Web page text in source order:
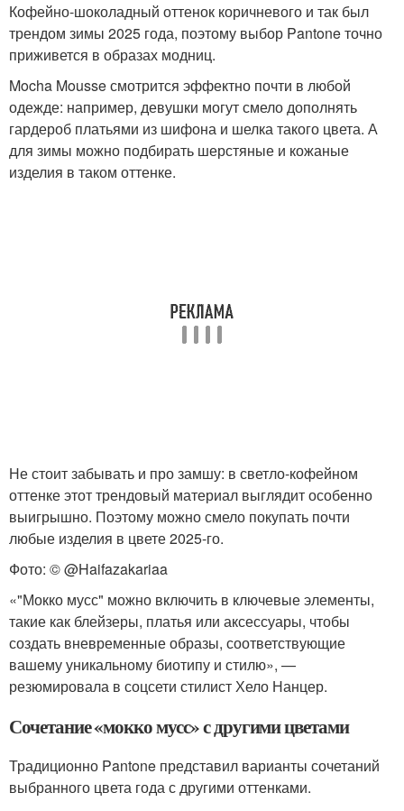
Кофейно-шоколадный оттенок коричневого и так был
трендом зимы 2025 года, поэтому выбор Pantone точно
приживется в образах модниц.
Mocha Mousse смотрится эффектно почти в любой
одежде: например, девушки могут смело дополнять
гардероб платьями из шифона и шелка такого цвета. А
для зимы можно подбирать шерстяные и кожаные
изделия в таком оттенке.
Не стоит забывать и про замшу: в светло-кофейном
оттенке этот трендовый материал выглядит особенно
выигрышно. Поэтому можно смело покупать почти
любые изделия в цвете 2025-го.
Фото: © @Haifazakariaa
«"Мокко мусс" можно включить в ключевые элементы,
такие как блейзеры, платья или аксессуары, чтобы
создать вневременные образы, соответствующие
вашему уникальному биотипу и стилю», —
резюмировала в соцсети стилист Хело Нанцер.
Сочетание «мокко мусс» с другими цветами
Традиционно Pantone представил варианты сочетаний
выбранного цвета года с другими оттенками.